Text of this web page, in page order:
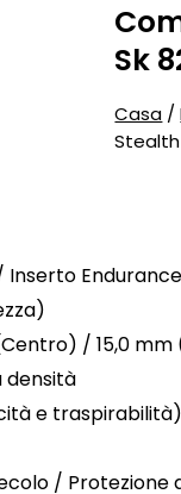
Sk
Casa /
/ 15,0 mm
densità
e traspirabilità)
/ Protezione